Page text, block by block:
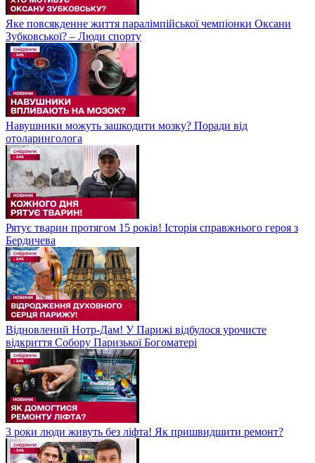
Яке повсякденне життя паралімпійської чемпіонки Оксани
Зубковської? – Люди спорту
Навушники можуть зашкодити мозку? Поради від
отоларинголога
Рятує тварин протягом 15 років! Історія справжнього героя з
Бердичева
Відновлений Нотр-Дам! У Парижі відбулося урочисте
відкриття Собору Паризької Богоматері
3 роки люди живуть без ліфта! Як пришвидшити ремонт?